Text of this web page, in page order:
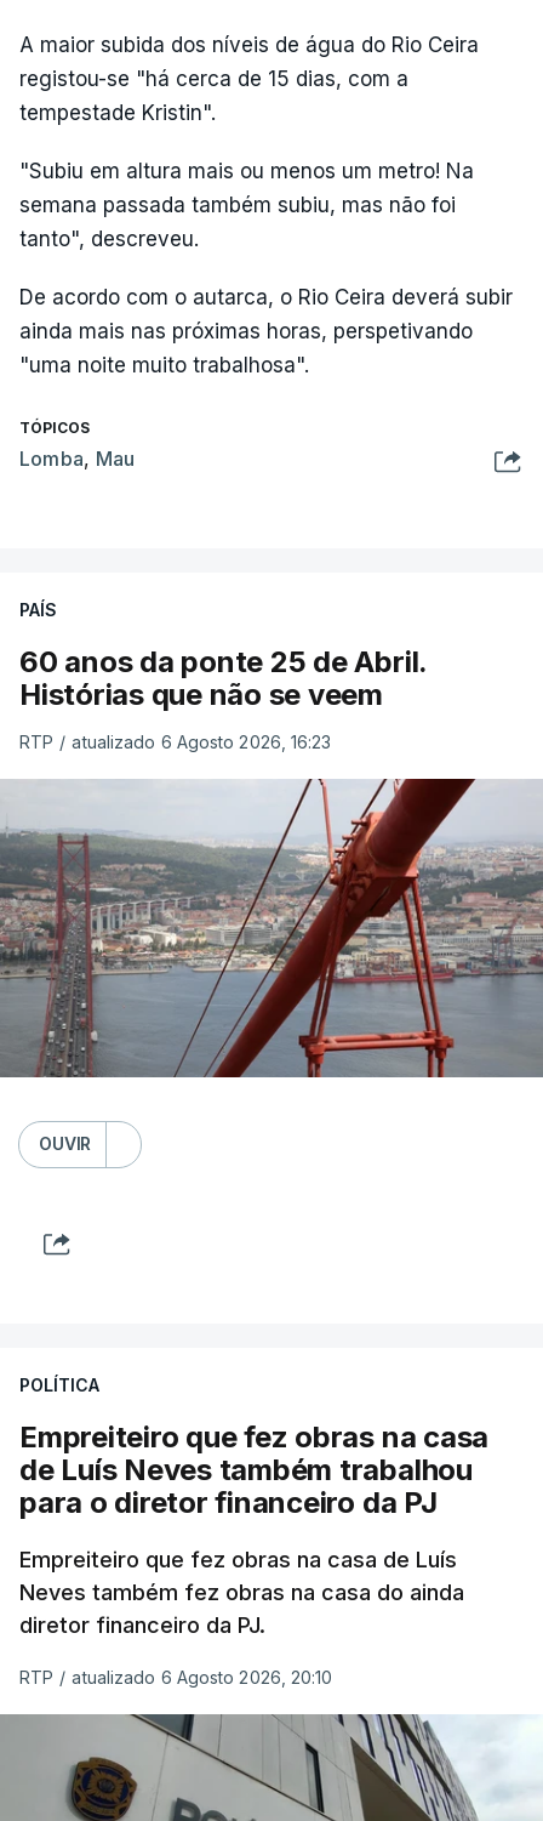
A maior subida dos níveis de água do Rio Ceira
registou-se "há cerca de 15 dias, com a
tempestade Kristin".
"Subiu em altura mais ou menos um metro! Na
semana passada também subiu, mas não foi
tanto", descreveu.
De acordo com o autarca, o Rio Ceira deverá subir
ainda mais nas próximas horas, perspetivando
"uma noite muito trabalhosa".
TÓPICOS
Lomba, Mau
PAÍS
60 anos da ponte 25 de Abril.
Histórias que não se veem
RTP / atualizado 6 Agosto 2026, 16:23
OUVIR
POLÍTICA
Empreiteiro que fez obras na casa
de Luís Neves também trabalhou
para o diretor financeiro da PJ
Empreiteiro que fez obras na casa de Luís
Neves também fez obras na casa do ainda
diretor financeiro da PJ.
RTP / atualizado 6 Agosto 2026, 20:10